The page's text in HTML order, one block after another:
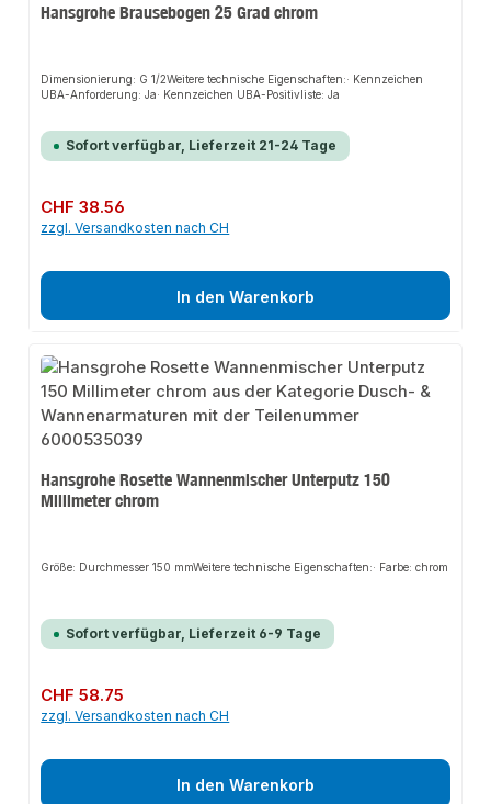
Hansgrohe Brausebogen 25 Grad chrom
Dimensionierung: G 1/2Weitere technische Eigenschaften:· Kennzeichen
UBA-Anforderung: Ja· Kennzeichen UBA-Positivliste: Ja
Sofort verfügbar, Lieferzeit 21-24 Tage
Regulärer Preis:
CHF 38.56
zzgl. Versandkosten nach CH
In den Warenkorb
Hansgrohe Rosette Wannenmischer Unterputz 150
Millimeter chrom
Größe: Durchmesser 150 mmWeitere technische Eigenschaften:· Farbe: chrom
Sofort verfügbar, Lieferzeit 6-9 Tage
Regulärer Preis:
CHF 58.75
zzgl. Versandkosten nach CH
In den Warenkorb